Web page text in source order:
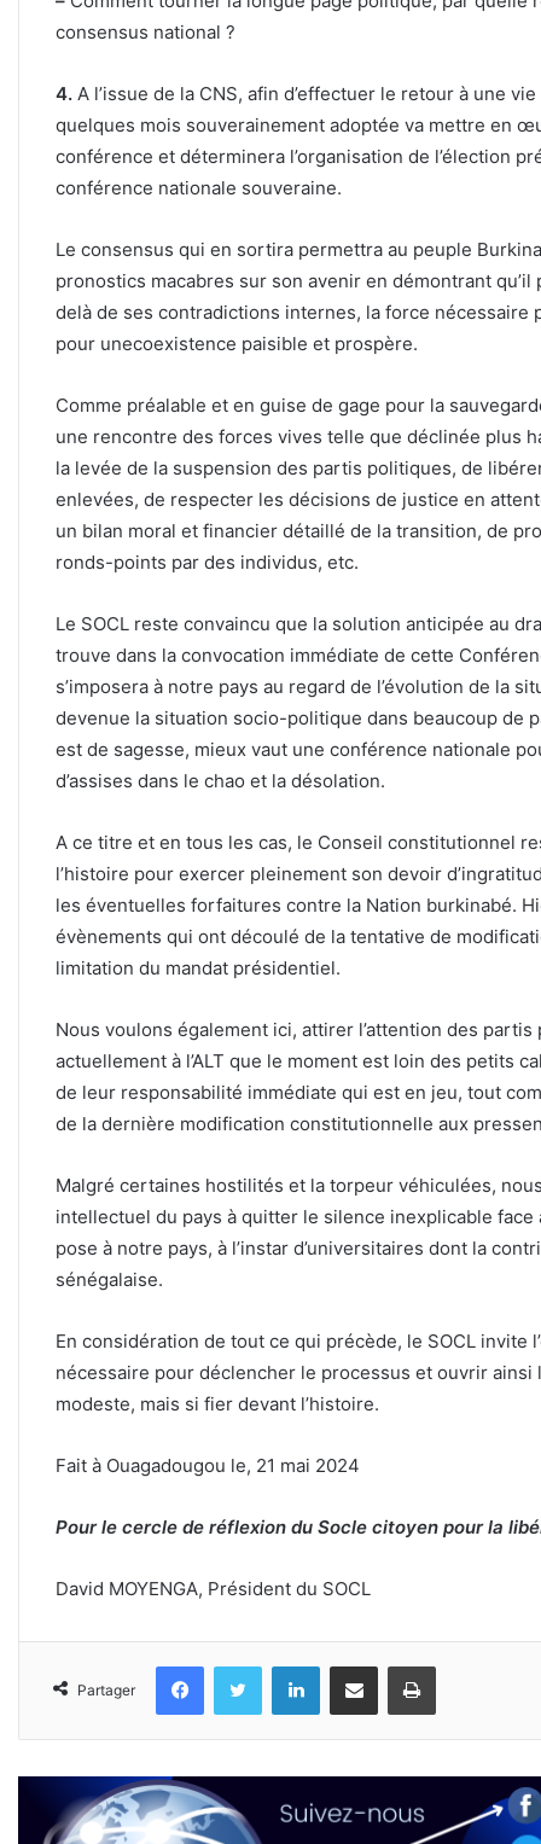
consensus national ?
4. A l’issue de la CNS, afin d’effectuer le retour à une
quelques mois souverainement adoptée va mettre en
conférence et déterminera l’organisation de l’élection
conférence nationale souveraine.
Le consensus qui en sortira permettra au peuple
pronostics macabres sur son avenir en démontrant
delà de ses contradictions internes, la force
pour unecoexistence paisible et prospère.
Comme préalable et en guise de gage pour la
une rencontre des forces vives telle que déclinée plus
la levée de la suspension des partis politiques, de
enlevées, de respecter les décisions de justice en
un bilan moral et financier détaillé de la transition, de
ronds-points par des individus, etc.
Le SOCL reste convaincu que la solution anticipée au
trouve dans la convocation immédiate de cette
s’imposera à notre pays au regard de l’évolution de la
devenue la situation socio-politique dans beaucoup de
est de sagesse, mieux vaut une conférence nationale
d’assises dans le chao et la désolation.
A ce titre et en tous les cas, le Conseil constitutionnel
l’histoire pour exercer pleinement son devoir
les éventuelles forfaitures contre la Nation burkinabé.
évènements qui ont découlé de la tentative de
limitation du mandat présidentiel.
Nous voulons également ici, attirer l’attention des
actuellement à l’ALT que le moment est loin des petits
de leur responsabilité immédiate qui est en jeu, tout
de la dernière modification constitutionnelle aux
Malgré certaines hostilités et la torpeur véhiculées,
intellectuel du pays à quitter le silence inexplicable
pose à notre pays, à l’instar d’universitaires dont la
sénégalaise.
En considération de tout ce qui précède, le SOCL invite
nécessaire pour déclencher le processus et ouvrir ainsi
modeste, mais si fier devant l’histoire.
Fait à Ouagadougou le, 21 mai 2024
Pour le cercle de réflexion du Socle citoyen pour la
David MOYENGA, Président du SOCL
Partager
FacebookTwitter LinkedinPartager par email Imprimer